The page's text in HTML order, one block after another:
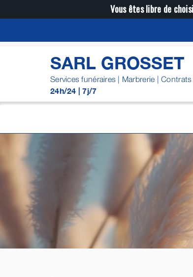
au
Vous êtes libre de
SARL GROSSET
Services funéraires | Marbrerie |
24h/24 | 7j/7